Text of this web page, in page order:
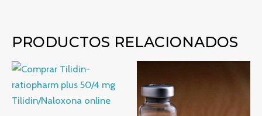
PRODUCTOS RELACIONADOS
precios:
desde